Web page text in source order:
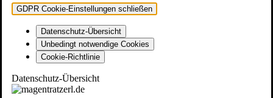
GDPR Cookie-Einstellungen schließen
Datenschutz-Übersicht
Unbedingt notwendige Cookies
Cookie-Richtlinie
Datenschutz-Übersicht